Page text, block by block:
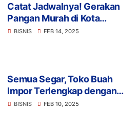
Catat Jadwalnya! Gerakan
Pangan Murah di Kota
Tangerang Masih
BISNIS FEB 14, 2025
Semua Segar, Toko Buah
Impor Terlengkap dengan
Harga Terjangkau di Kota
BISNIS FEB 10, 2025